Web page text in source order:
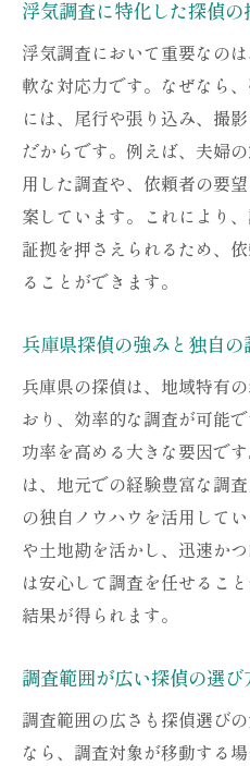
浮気調査に特化した探偵
浮気調査において重要なの
軟な対応力です。なぜなら
には、尾行や張り込み、撮
だからです。例えば、夫婦
用した調査や、依頼者の要
案しています。これにより
証拠を押さえられるため、
ることができます。
兵庫県探偵の強みと独自の
兵庫県の探偵は、地域特有
おり、効率的な調査が可能
功率を高める大きな要因で
は、地元での経験豊富な調
の独自ノウハウを活用して
や土地勘を活かし、迅速か
は安心して調査を任せるこ
結果が得られます。
調査範囲が広い探偵の選
調査範囲の広さも探偵選び
なら、調査対象が移動する